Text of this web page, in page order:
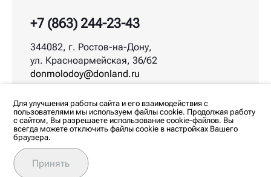
+7 (863) 244-23-43
344082, г. Ростов-на-Дону,
ул. Красноармейская, 36/62
donmolodoy@donland.ru
Любое использование материалов допускается
только с согласия редакции. Все права на
изображения и тексты принадлежат их авторам.
Политика обработки персональных данных
Для улучшения работы сайта и его взаимодействия с
пользователями мы используем файлы cookie. Продолжая работу
с сайтом, Вы разрешаете использование cookie-файлов. Вы
всегда можете отключить файлы cookie в настройках Вашего
браузера.
Принять